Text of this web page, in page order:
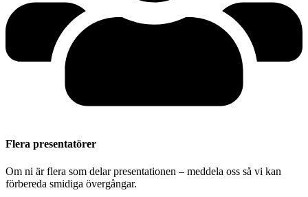
Flera presentatörer
Om ni är flera som delar presentationen – meddela oss så vi kan
förbereda smidiga övergångar.